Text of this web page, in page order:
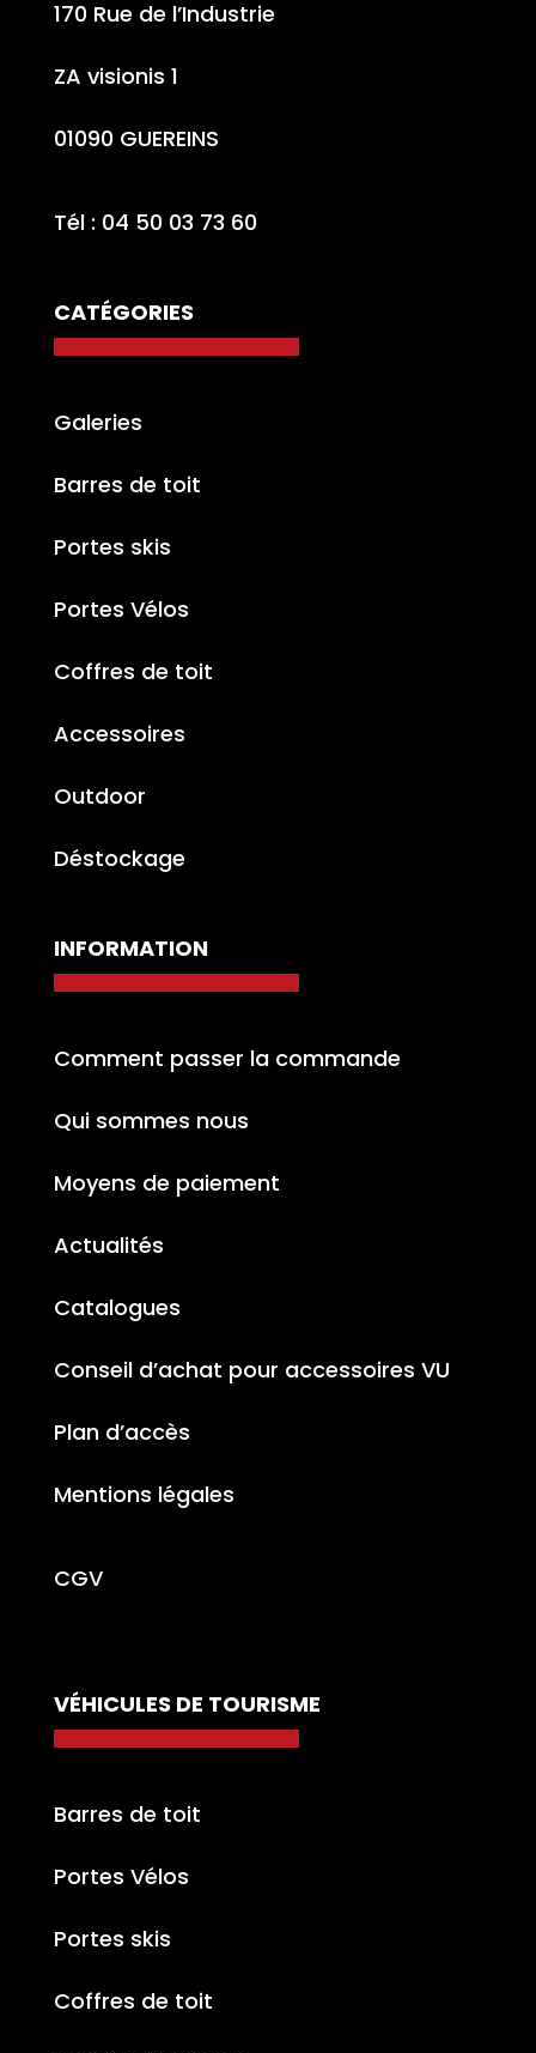
170 Rue de l’Industrie
ZA visionis 1
01090 GUEREINS
Tél : 04 50 03 73 60
CATÉGORIES
Galeries
Barres de toit
Portes skis
Portes Vélos
Coffres de toit
Accessoires
Outdoor
Déstockage
INFORMATION
Comment passer la commande
Qui sommes nous
Moyens de paiement
Actualités
Catalogues
Conseil d’achat pour accessoires VU
Plan d’accès
Mentions légales
CGV
VÉHICULES DE TOURISME
Barres de toit
Portes Vélos
Portes skis
Coffres de toit